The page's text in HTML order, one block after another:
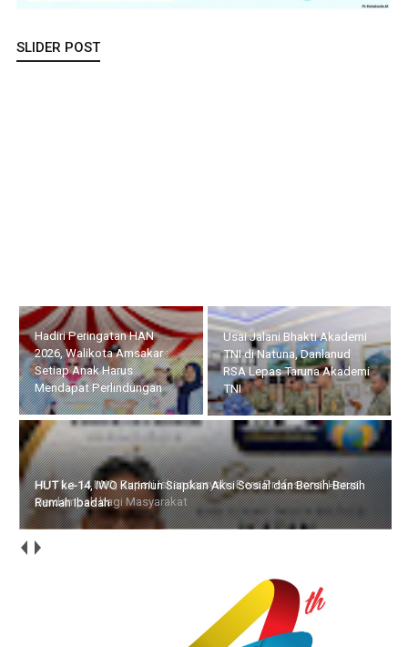
SLIDER POST
Usai Jalani Bhakti Akademi
TNI di Natuna, Danlanud
RSA Lepas Taruna Akademi
TNI
HUT ke-14 IWO, Bupati
Iskandarsyah : Pers
Profesional Harus
Berdampak bagi
Masyarakat
HUT ke-14, IWO Karimun Siapkan Aksi Sosial dan Bersih-Bersih
Rumah Ibadah